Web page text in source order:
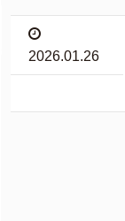
2026.01.26